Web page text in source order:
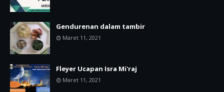
Gendurenan dalam tambir
Maret 11, 2021
Fleyer Ucapan Isra Mi'raj
Maret 11, 2021